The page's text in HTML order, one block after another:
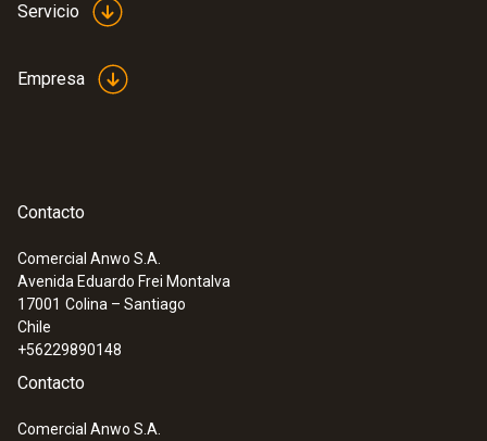
:0563 2052
Set inicial testo 205 - Instrumento de
medición de pH/temperatura para
Servicio
Empresa
Contacto
Comercial Anwo S.A.
Avenida Eduardo Frei Montalva
17001 Colina – Santiago
Chile
+56229890148
Contacto
Comercial Anwo S.A.